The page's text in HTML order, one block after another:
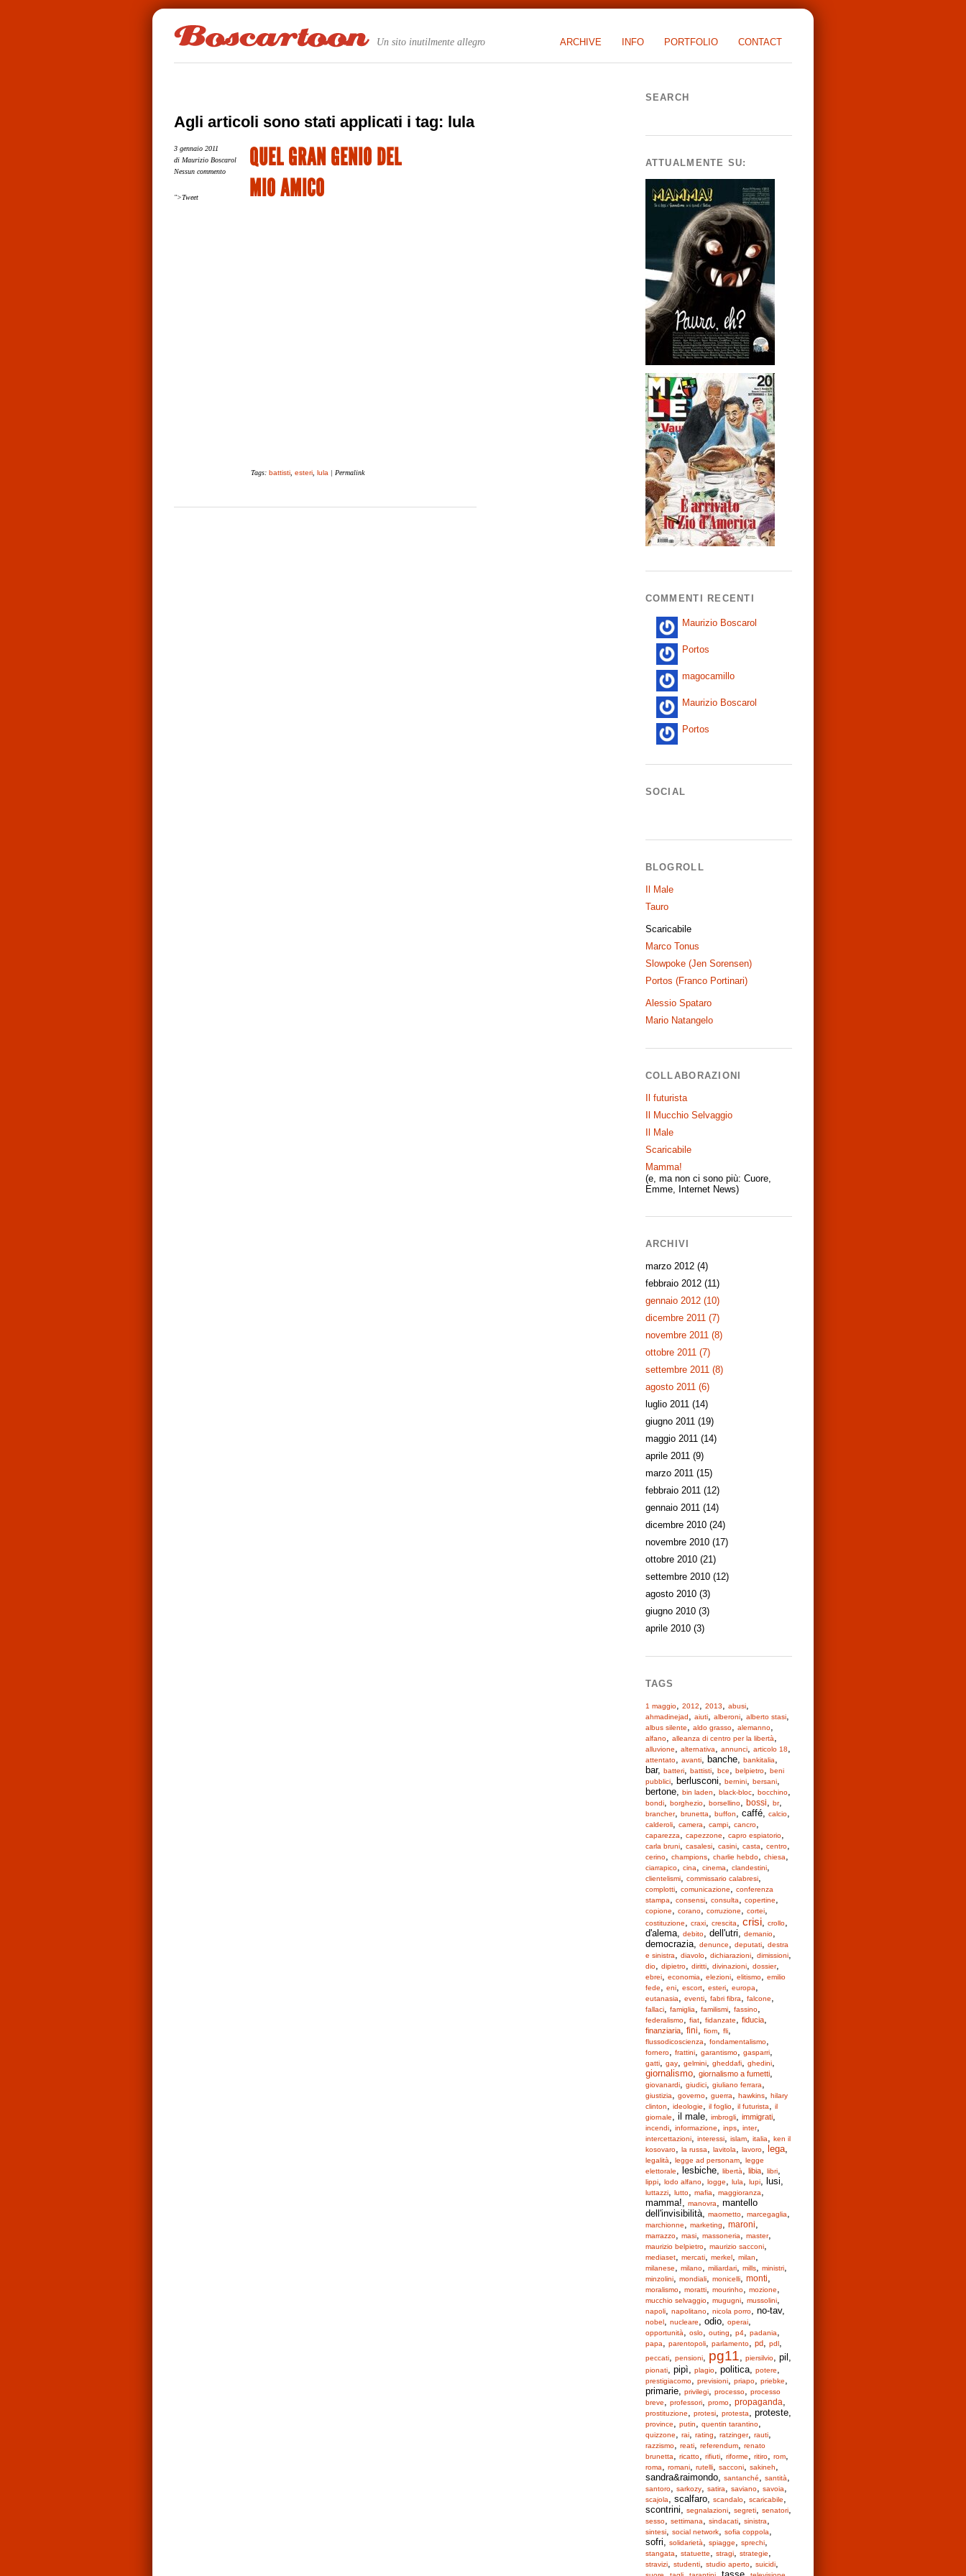
ARCHIVE INFO PORTFOLIO CONTACT
Un sito inutilmente allegro
Agli articoli sono stati applicati i tag: lula
3 gennaio 2011
di Maurizio Boscarol
Nessun commento
">Tweet
QUEL GRAN GENIO DEL
MIO AMICO
Tags:battisti ,esteri ,lula | Permalink
SEARCH
ATTUALMENTE SU:
COMMENTI RECENTI
Maurizio Boscarol
Portos
magocamillo
Maurizio Boscarol
Portos
SOCIAL
BLOGROLL
Il Male
Tauro
Scaricabile
Marco Tonus
Slowpoke (Jen Sorensen)
Portos (Franco Portinari)
Alessio Spataro
Mario Natangelo
COLLABORAZIONI
Il futurista
Il Mucchio Selvaggio
Il Male
Scaricabile
Mamma!
(e, ma non ci sono più: Cuore,
Emme, Internet News)
ARCHIVI
marzo 2012 (4)
febbraio 2012 (11)
gennaio 2012 (10)
dicembre 2011 (7)
novembre 2011 (8)
ottobre 2011 (7)
settembre 2011 (8)
agosto 2011 (6)
luglio 2011 (14)
giugno 2011 (19)
maggio 2011 (14)
aprile 2011 (9)
marzo 2011 (15)
febbraio 2011 (12)
gennaio 2011 (14)
dicembre 2010 (24)
novembre 2010 (17)
ottobre 2010 (21)
settembre 2010 (12)
agosto 2010 (3)
giugno 2010 (3)
aprile 2010 (3)
TAGS
1 maggio, 2012, 2013, abusi,
ahmadinejad, aiuti, alberoni, alberto stasi,
albus silente, aldo grasso, alemanno,
alfano, alleanza di centro per la libertà,
alluvione, alternativa, annunci, articolo 18,
attentato, avanti, banche, bankitalia,
bar, batteri, battisti, bce, belpietro, beni
pubblici, berlusconi, bernini, bersani,
bertone, bin laden, black-bloc, bocchino,
bondi, borghezio, borsellino, bossi, br,
brancher, brunetta, buffon, caffé, calcio,
calderoli, camera, campi, cancro,
caparezza, capezzone, capro espiatorio,
carla bruni, casalesi, casini, casta, centro,
cerino, champions, charlie hebdo, chiesa,
ciarrapico, cina, cinema, clandestini,
clientelismi, commissario calabresi,
complotti, comunicazione, conferenza
stampa, consensi, consulta, copertine,
copione, corano, corruzione, cortei,
costituzione, craxi, crescita, crisi, crollo,
d'alema, debito, dell'utri, demanio,
democrazia, denunce, deputati, destra
e sinistra, diavolo, dichiarazioni, dimissioni,
dio, dipietro, diritti, divinazioni, dossier,
ebrei, economia, elezioni, elitismo, emilio
fede, eni, escort, esteri, europa,
eutanasia, eventi, fabri fibra, falcone,
fallaci, famiglia, familismi, fassino,
federalismo, fiat, fidanzate, fiducia,
finanziaria, fini, fiom, fli,
flussodicoscienza, fondamentalismo,
fornero, frattini, garantismo, gasparri,
gatti, gay, gelmini, gheddafi, ghedini,
giornalismo, giornalismo a fumetti,
giovanardi, giudici, giuliano ferrara,
giustizia, governo, guerra, hawkins, hilary
clinton, ideologie, il foglio, il futurista, il
giornale, il male, imbrogli, immigrati,
incendi, informazione, inps, inter,
intercettazioni, interessi, islam, italia, ken il
kosovaro, la russa, lavitola, lavoro, lega,
legalità, legge ad personam, legge
elettorale, lesbiche, libertà, libia, libri,
lippi, lodo alfano, logge, lula, lupi, lusi,
luttazzi, lutto, mafia, maggioranza,
mamma!, manovra, mantello
dell'invisibilità, maometto, marcegaglia,
marchionne, marketing, maroni,
marrazzo, masi, massoneria, master,
maurizio belpietro, maurizio sacconi,
mediaset, mercati, merkel, milan,
milanese, milano, miliardari, mills, ministri,
minzolini, mondiali, monicelli, monti,
moralismo, moratti, mourinho, mozione,
mucchio selvaggio, mugugni, mussolini,
napoli, napolitano, nicola porro, no-tav,
nobel, nucleare, odio, operai,
opportunità, oslo, outing, p4, padania,
papa, parentopoli, parlamento, pd, pdl,
peccati, pensioni, pg11, piersilvio, pil,
pionati, pipì, plagio, politica, potere,
prestigiacomo, previsioni, priapo, priebke,
primarie, privilegi, processo, processo
breve, professori, promo, propaganda,
prostituzione, protesi, protesta, proteste,
province, putin, quentin tarantino,
quizzone, rai, rating, ratzinger, rauti,
razzismo, reati, referendum, renato
brunetta, ricatto, rifiuti, riforme, ritiro, rom,
roma, romani, rutelli, sacconi, sakineh,
sandra&raimondo, santanché, santità,
santoro, sarkozy, satira, saviano, savoia,
scajola, scalfaro, scandalo, scaricabile,
scontrini, segnalazioni, segreti, senatori,
sesso, settimana, sindacati, sinistra,
sintesi, social network, sofia coppola,
sofri, solidarietà, spiagge, sprechi,
stangata, statuette, stragi, strategie,
stravizi, studenti, studio aperto, suicidi,